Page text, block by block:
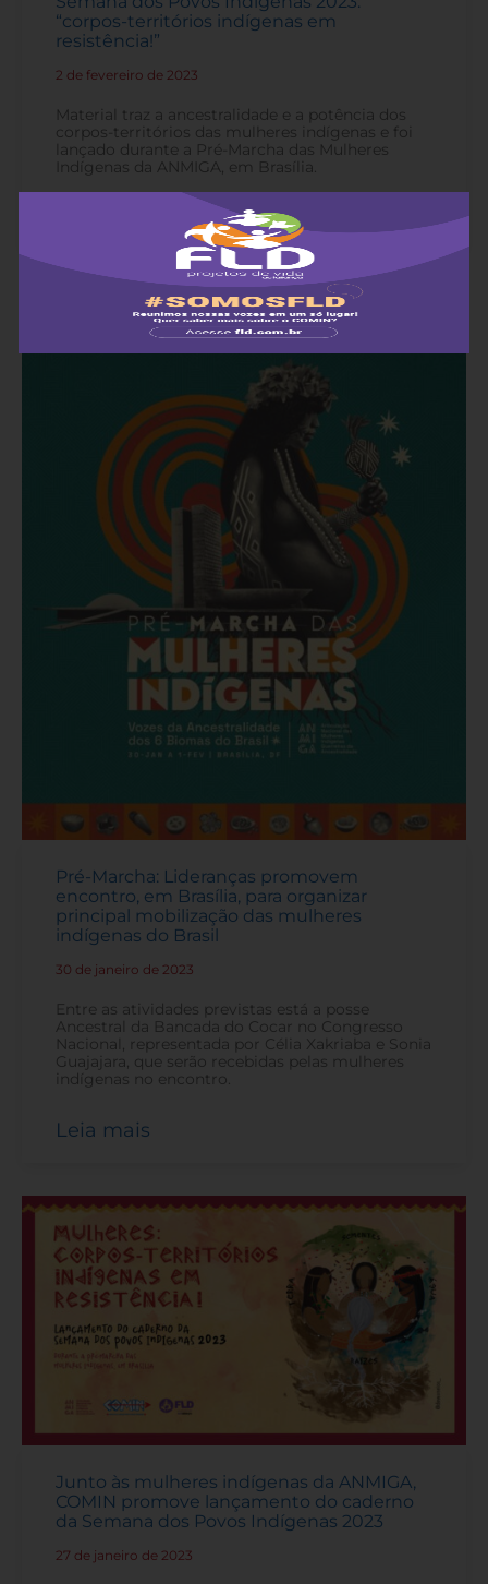
“corpos-territórios indígenas em
resistência!”
2 de fevereiro de 2023
Material traz a ancestralidade e a potência dos
corpos-territórios das mulheres indígenas e foi
lançado durante a Pré-Marcha das Mulheres
Indígenas da ANMIGA, em Brasília.
Pré-Marcha: Lideranças promovem
encontro, em Brasília, para organizar
principal mobilização das mulheres
indígenas do Brasil
30 de janeiro de 2023
Entre as atividades previstas está a posse
Ancestral da Bancada do Cocar no Congresso
Nacional, representada por Célia Xakriaba e Sonia
Guajajara, que serão recebidas pelas mulheres
indígenas no encontro.
Leia mais
Junto às mulheres indígenas da ANMIGA,
COMIN promove lançamento do caderno
da Semana dos Povos Indígenas 2023
27 de janeiro de 2023